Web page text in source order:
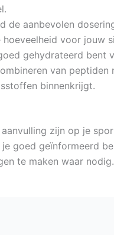
de aanbevolen
voor jouw
gehydrateerd bent
van
binnenkrijgt.
zijn op je
goed geïnformeerd
te maken waar nodig.